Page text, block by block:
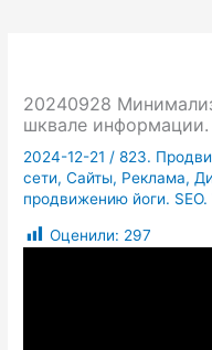
20240928
шквале
2024-12-21 /823.
сети, Сайты, Реклама,
продвижению йоги.
Оценили: 297